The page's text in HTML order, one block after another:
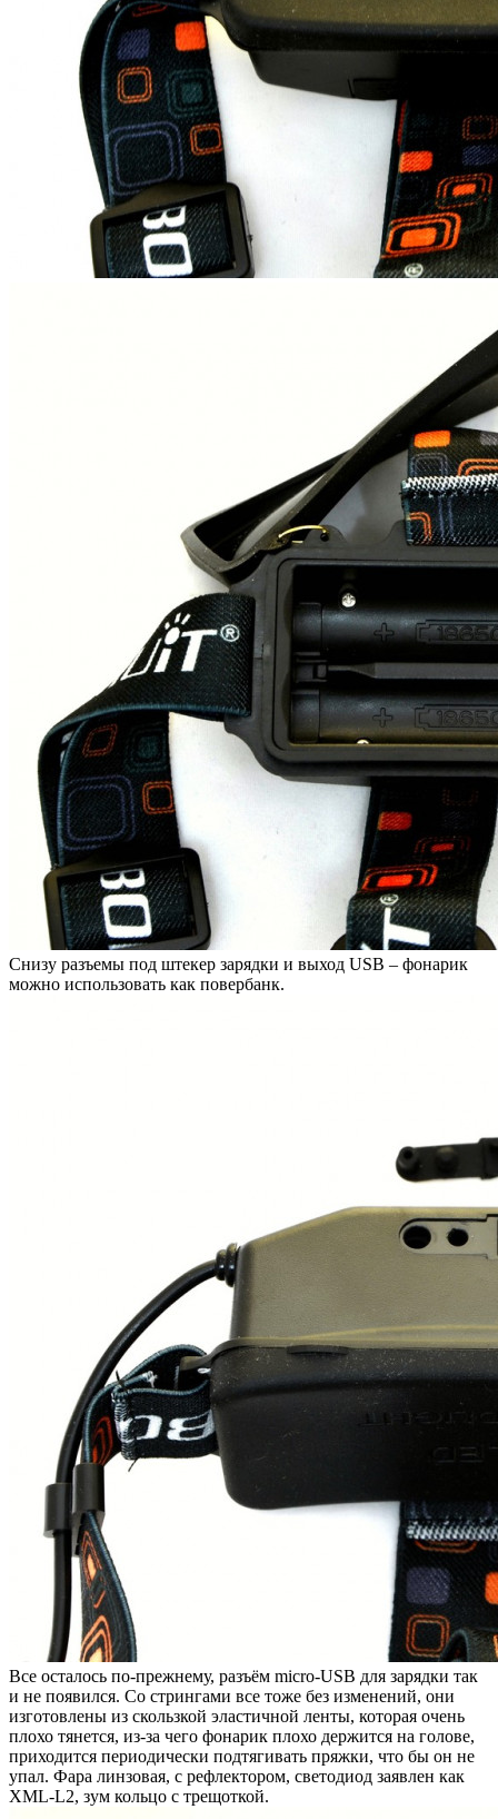
Снизу разъемы под штекер зарядки и выход USB – фонарик
можно использовать как повербанк.
Все осталось по-прежнему, разъём micro-USB для зарядки так
и не появился. Со стрингами все тоже без изменений, они
изготовлены из скользкой эластичной ленты, которая очень
плохо тянется, из-за чего фонарик плохо держится на голове,
приходится периодически подтягивать пряжки, что бы он не
упал. Фара линзовая, с рефлектором, светодиод заявлен как
XML-L2, зум кольцо с трещоткой.